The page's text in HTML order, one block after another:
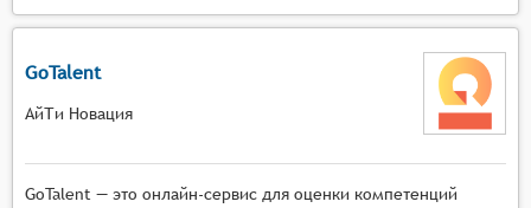
GoTalent
АйТи Новация
GoTalent — это онлайн-сервис для оценки компетенций